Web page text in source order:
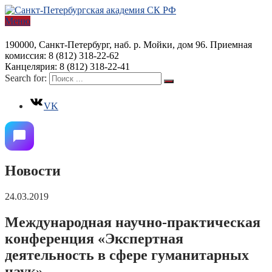
Меню
190000, Санкт-Петербург, наб. р. Мойки, дом 96. Приемная
комиссия: 8 (812) 318-22-62
Канцелярия: 8 (812) 318-22-41
Search for:
VK
Новости
24.03.2019
Международная научно-практическая
конференция «Экспертная
деятельность в сфере гуманитарных